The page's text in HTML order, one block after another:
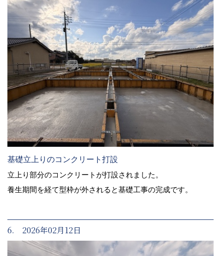
基礎立上りのコンクリート打設
立上り部分のコンクリートが打設されました。
養生期間を経て型枠が外されると基礎工事の完成です。
6. 2026年02月12日